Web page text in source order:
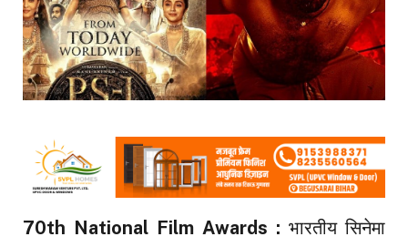
70th National Film Awards : भारतीय सिनेमा